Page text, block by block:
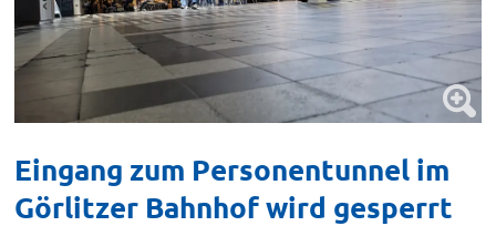
Eingang zum Personentunnel im
Görlitzer Bahnhof wird gesperrt